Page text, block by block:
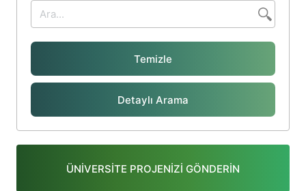
Temizle
Detaylı Arama
ÜNİVERSİTE PROJENİZİ GÖNDERİN